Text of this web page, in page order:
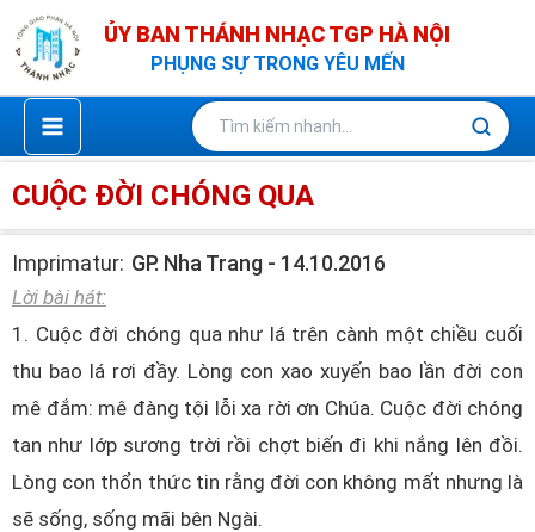
Nhảy
tới
nội
dung
ỦY BAN THÁNH NHẠC TGP HÀ NỘI
PHỤNG SỰ TRONG YÊU MẾN
CUỘC ĐỜI CHÓNG QUA
Imprimatur: GP. Nha Trang - 14.10.2016
Lời bài hát:
1. Cuộc đời chóng qua như lá trên cành một chiều cuối
thu bao lá rơi đầy. Lòng con xao xuyến bao lần đời con
mê đắm: mê đàng tội lỗi xa rời ơn Chúa. Cuộc đời chóng
tan như lớp sương trời rồi chợt biến đi khi nắng lên đồi.
Lòng con thổn thức tin rằng đời con không mất nhưng là
sẽ sống, sống mãi bên Ngài.